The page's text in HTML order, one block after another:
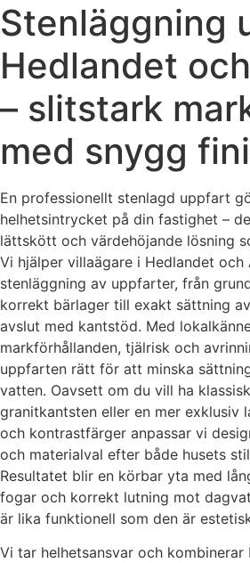
Stenläggning
Hedlandet
– slitstark
med snygg
En professionellt stenlagd uppfart
helhetsintrycket på din fastighet –
lättskött och värdehöjande lösning
Vi hjälper villaägare i Hedlandet
stenläggning av uppfarter, från
korrekt bärlager till exakt sättning
avslut med kantstöd. Med
markförhållanden, tjälrisk och
uppfarten rätt för att minska
vatten. Oavsett om du vill ha
granitkantsten eller en mer exklusiv
och kontrastfärger anpassar vi
och materialval efter både husets
Resultatet blir en körbar yta med
fogar och korrekt lutning mot
är lika funktionell som den är
Vi tar helhetsansvar och